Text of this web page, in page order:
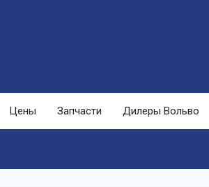
Цены Запчасти Дилеры Вольво